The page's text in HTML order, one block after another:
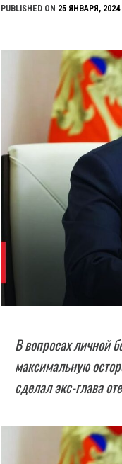
PUBLISHED ON 25 ЯНВАРЯ, 2024
В вопросах личной
максимальную
сделал экс-глава